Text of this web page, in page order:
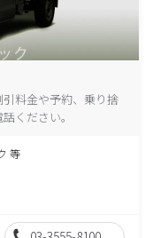
料金や予約、乗り捨
ください。
等